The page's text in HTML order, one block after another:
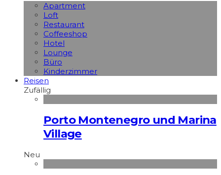
Apart­ment
Loft
Restaurant
Coffeeshop
Hotel
Lounge
Büro
Kinderzimmer
Reisen
Zufällig
Porto Montenegro und Marina
Village
Neu